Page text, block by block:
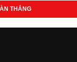
THẮNG